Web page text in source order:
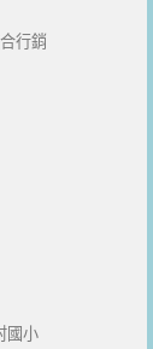
行銷
國小